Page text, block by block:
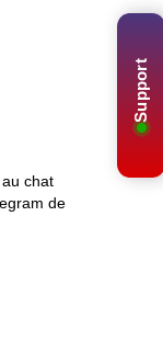
Support
chat
de